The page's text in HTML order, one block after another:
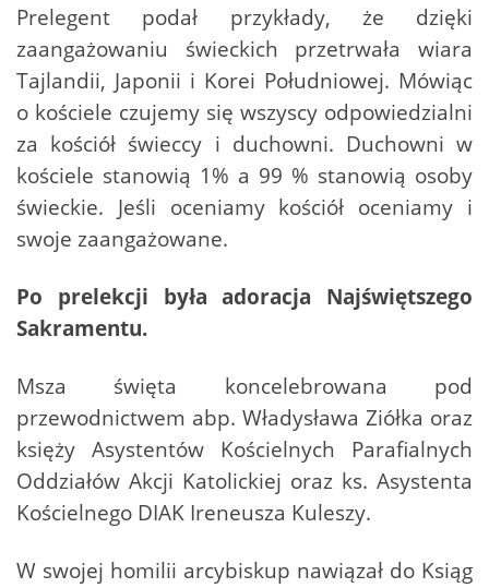
Prelegent podał przykłady, że dzięki
zaangażowaniu świeckich przetrwała wiara
Tajlandii, Japonii i Korei Południowej. Mówiąc
o kościele czujemy się wszyscy odpowiedzialni
za kościół świeccy i duchowni. Duchowni w
kościele stanowią 1% a 99 % stanowią osoby
świeckie. Jeśli oceniamy kościół oceniamy i
swoje zaangażowane.
Po prelekcji była adoracja Najświętszego
Sakramentu.
Msza święta koncelebrowana pod
przewodnictwem abp. Władysława Ziółka oraz
księży Asystentów Kościelnych Parafialnych
Oddziałów Akcji Katolickiej oraz ks. Asystenta
Kościelnego DIAK Ireneusza Kuleszy.
W swojej homilii arcybiskup nawiązał do Ksiąg